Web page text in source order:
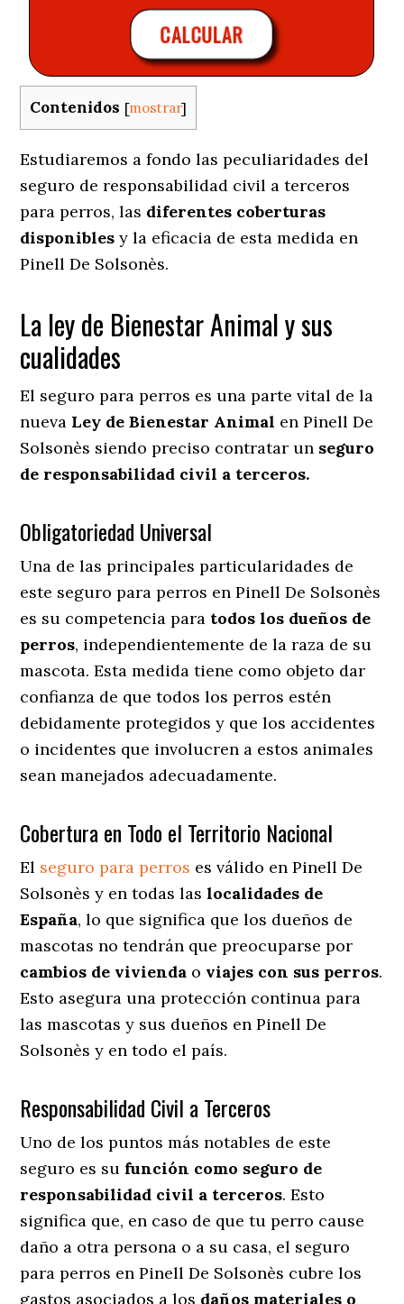
CALCULAR
Contenidos [mostrar]
Estudiaremos a fondo las peculiaridades del
seguro de responsabilidad civil a terceros
para perros, las diferentes coberturas
disponibles y la eficacia de esta medida en
Pinell De Solsonès.
La ley de Bienestar Animal y sus
cualidades
El seguro para perros es una parte vital de la
nueva Ley de Bienestar Animal en Pinell De
Solsonès siendo preciso contratar un seguro
de responsabilidad civil a terceros.
Obligatoriedad Universal
Una de las principales particularidades de
este seguro para perros en Pinell De Solsonès
es su competencia para todos los dueños de
perros, independientemente de la raza de su
mascota. Esta medida tiene como objeto dar
confianza de que todos los perros estén
debidamente protegidos y que los accidentes
o incidentes que involucren a estos animales
sean manejados adecuadamente.
Cobertura en Todo el Territorio Nacional
El seguro para perros es válido en Pinell De
Solsonès y en todas laslocalidades de
España, lo que significa que los dueños de
mascotas no tendrán que preocuparse por
cambios de vivienda o viajes con sus perros.
Esto asegura una protección continua para
las mascotas y sus dueños en Pinell De
Solsonès y en todo el país.
Responsabilidad Civil a Terceros
Uno de los puntos más notables de este
seguro es su función como seguro de
responsabilidad civil a terceros. Esto
significa que, en caso de que tu perro cause
daño a otra persona o a su casa, el seguro
para perros en Pinell De Solsonès cubre los
gastos asociados a los daños materiales o